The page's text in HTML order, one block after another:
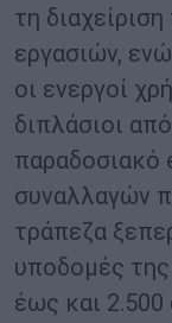
τη
εργασιών,
οι ενεργοί
διπλάσιοι
παραδοσιακό
συναλλαγών
τράπεζα
υποδομές της
έως και